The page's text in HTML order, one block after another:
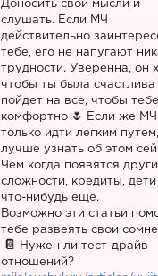
Доносить свои мысли и
слушать. Если МЧ
действительно
тебе, его не напугают
трудности. Уверенна, он
чтобы ты была счастлива
пойдет на все, чтобы
комфортно
Если же МЧ
только идти легким
лучше узнать об этом
Чем когда появятся
сложности, кредиты,
что-нибудь еще.
Возможно эти статьи
тебе развеять свои
Нужен ли тест-драйв
отношений?